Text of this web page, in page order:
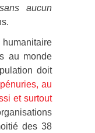
aucun
au monde
doit
au
et surtout
des 38